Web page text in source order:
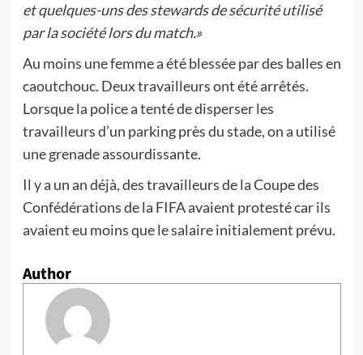
et quelques-uns des stewards de sécurité utilisé
par la société lors du match.»
Au moins une femme a été blessée par des balles en
caoutchouc. Deux travailleurs ont été arrêtés.
Lorsque la police a tenté de disperser les
travailleurs d’un parking près du stade, on a utilisé
une grenade assourdissante.
Il y a un an déjà, des travailleurs de la Coupe des
Confédérations de la FIFA avaient protesté car ils
avaient eu moins que le salaire initialement prévu.
Author